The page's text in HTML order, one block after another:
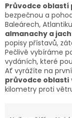
Průvodce
bezpečnou a
Baleárech,
almanachy a
popisy přístavů,
Pečlivě vybíráme
vydáních, které
Ať vyrážíte na
průvodce oblasti
kilometry proti